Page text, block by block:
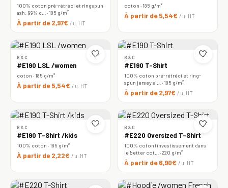
100% coton pré-rétréci et ringspun
ash: 99% c… · 185 g/m²
À partir de 2,97€ / u. HT
coton · 185 g/m²
À partir de 5,54€ / u. HT
🤍
B&C
#E190 LSL /women
coton · 185 g/m²
À partir de 5,54€ / u. HT
🤍
B&C
#E190 T-Shirt
100% coton pré-rétréci et ring-
spun jersey si… · 185 g/m²
À partir de 2,97€ / u. HT
🤍
B&C
#E190 T-Shirt /kids
100% coton · 185 g/m²
À partir de 2,22€ / u. HT
🤍
B&C
#E220 Oversized T-Shirt
100% coton (investissement dans
le better cot… · 220 g/m²
À partir de 6,90€ / u. HT